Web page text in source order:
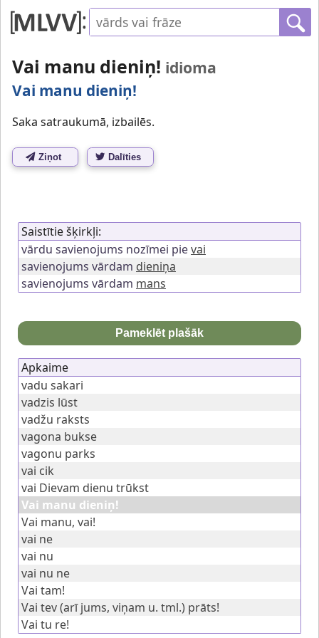
Vai manu dieniņ! idioma
Vai manu dieniņ!
Saka satraukumā, izbailēs.
Ziņot Dalīties
Saistītie šķirkļi:
vārdu savienojums nozīmei pievai
savienojums vārdam dieniņa
savienojums vārdam mans
Pameklēt plašāk
Apkaime
vadu sakari
vadzis lūst
vadžu raksts
vagona bukse
vagonu parks
vai cik
vai Dievam dienu trūkst
Vai manu dieniņ!
Vai manu, vai!
vai ne
vai nu
vai nu ne
Vai tam!
Vai tev (arī jums, viņam u. tml.) prāts!
Vai tu re!